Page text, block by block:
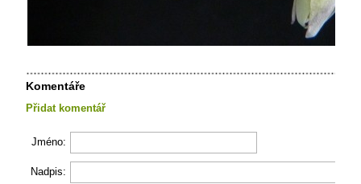
Komentáře
Přidat komentář
Jméno:
Nadpis: